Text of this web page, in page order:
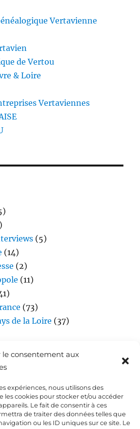
le consentement aux
expériences, nous utilisons des
les cookies pour stocker et/ou accéder
Le fait de consentir à ces
de traiter des données telles que
ou les ID uniques sur ce site. Le
Vertavienne
de Vertou
& Loire
Vertaviennes
(5)
(14)
(2)
(11)
(73)
de la Loire (37)